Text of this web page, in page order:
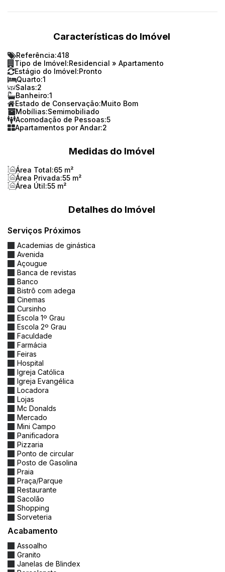
- Condomínio na faixa de 300
IPTU na faixa de 200
Valor: R$ 350 mil
30 METROS DA OSVALDO REIS
1500 METROS DA AREIA DA PRAIA BRAVA
02 KM DO BRAVA HOME
ACESSO A TODOS AS LINHAS DE ONIBUS
1 KM DO HOSPOTAL DA UNIMED BALNEÁIRO
CAMNORIU
1.2 KM DO HOSPITAL UINIMED ITAJAÍ
05 KM DA UNIAVANT´S BALNEÁRIO CAMBORIÚ
08 KM DA UNIVALI ITAJAI
Características do Imóvel
Referência:418
Tipo de Imóvel:Residencial » Apartamento
Estágio do Imóvel:Pronto
Quarto:1
Salas:2
Banheiro:1
Estado de Conservação:Muito Bom
Mobílias:Semimobiliado
Acomodação de Pessoas:5
Apartamentos por Andar:2
Medidas do Imóvel
Área Total:65 m²
Área Privada:55 m²
Área Útil:55 m²
Detalhes do Imóvel
Serviços Próximos
Academias de ginástica
Avenida
Açougue
Banca de revistas
Banco
Bistrô com adega
Cinemas
Cursinho
Escola 1º Grau
Escola 2º Grau
Faculdade
Farmácia
Feiras
Hospital
Igreja Católica
Igreja Evangélica
Locadora
Lojas
Mc Donalds
Mercado
Mini Campo
Panificadora
Pizzaria
Ponto de circular
Posto de Gasolina
Praia
Praça/Parque
Restaurante
Sacolão
Shopping
Sorveteria
Acabamento
Assoalho
Granito
Janelas de Blindex